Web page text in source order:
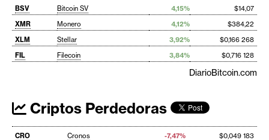
BSV Bitcoin SV 4,15%
$14,07
XMR
Monero 4,12%
$384,22
XLM
Stellar 3,92%
$0,166 268
FIL
Filecoin 3,84% $0,716 128
DiarioBitcoin.com
Criptos Perdedoras
CRO Cronos -7,47%
$0,049 183